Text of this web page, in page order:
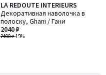
LA REDOUTE INTERIEURS
Декоративная наволочка в
полоску, Ghani / Гани
2400 ₽-15%
2040 ₽